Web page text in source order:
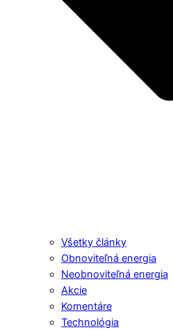
Všetky články
Obnoviteľná energia
Neobnoviteľná energia
Akcie
Komentáre
Technológia